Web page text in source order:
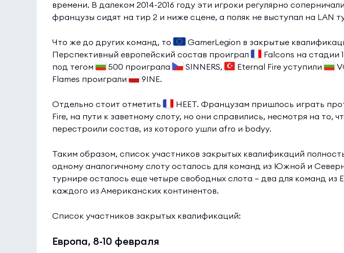
времени. В далеком 2014-2016 году эти игроки регулярно
французы сидят на тир 2 и ниже сцене, а поляк не выступал на LAN
Что же до других команд, то
GamerLegion в закрытые
Перспективный европейский состав проиграл
Falcons на стадии
под тегом
500 проиграла SINNERS, Eternal Fire уступили
Flames проиграли
9INE.
Отдельно стоит отметить HEET. Французам пришлось играть
Fire, на пути к заветному слоту, но они справились, несмотря на то,
перестроили состав, из которого ушли afro и bodyy.
Таким образом, список участников закрытых квалификаций
одному аналогичному слоту осталось для команд из Южной и
турнире осталось еще четыре свободных слота — два для команд из
каждого из Американских континентов.
Список участников закрытых квалификаций:
Европа, 8-10 февраля